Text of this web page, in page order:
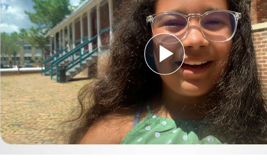
Kærlighed og had –
Hvad er storhed?
Scientology Kirkens Frivillige
Hjælpere